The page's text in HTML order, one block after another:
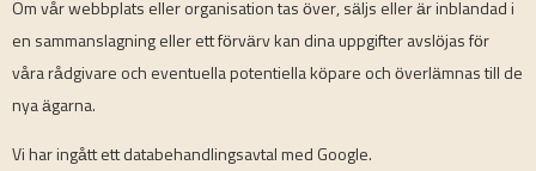
Om vår webbplats eller organisation tas över, säljs eller är inblandad i
en sammanslagning eller ett förvärv kan dina uppgifter avslöjas för
våra rådgivare och eventuella potentiella köpare och överlämnas till de
nya ägarna.
Vi har ingått ett databehandlingsavtal med Google.